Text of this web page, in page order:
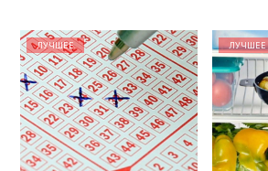
ЛУЧШЕЕ ЛУЧШЕЕ